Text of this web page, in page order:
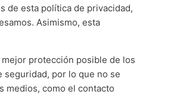
de esta política de privacidad,
Asimismo, esta
protección posible de los
por lo que no se
medios, como el contacto